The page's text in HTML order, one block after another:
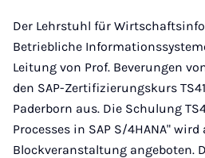
Der Lehrstuhl für
Betriebliche
Leitung von Prof. Beverungen
den SAP-Zertifizierungskurs
Paderborn aus. Die Schulung
Processes in SAP S/4HANA"
Blockveranstaltung angeboten.